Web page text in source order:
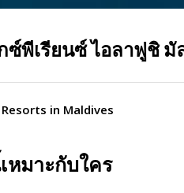
ซ์พีเรียนซ์ ไอลาฟูชิ
in Maldives
หมาะกับใคร